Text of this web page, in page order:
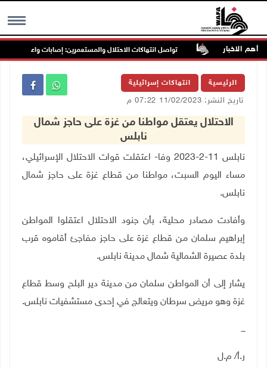
MENU أهم الاخبار
غرب جنين تواصل انتهاكات الاحتلال والمستعمرين: إصابات واعتقالات
الرئيسية انتهاكات إسرائيلية
تاريخ النشر: 11/02/2023 07:22 م
الاحتلال يعتقل مواطنا من غزة على حاجز شمال
نابلس
نابلس 11-2-2023 وفا- اعتقلت قوات الاحتلال الإسرائيلي،
مساء اليوم السبت، مواطنا من قطاع غزة على حاجز شمال
نابلس.
وأفادت مصادر محلية، بأن جنود الاحتلال اعتقلوا المواطن
إبراهيم سلمان من قطاع غزة على حاجز مفاجئ أقاموه قرب
بلدة عصيرة الشمالية شمال مدينة نابلس.
يشار إلى أن المواطن سلمان من مدينة دير البلح وسط قطاع
غزة وهو مريض سرطان ويتعالج في إحدى مستشفيات نابلس.
ـــ
ر.أ/ م.ل